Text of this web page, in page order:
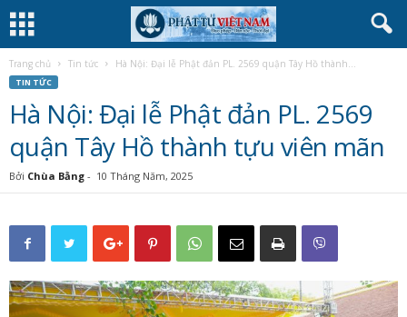
Trang chủ Tin tức Hà Nội: Đại lễ Phật đản PL. 2569 quận Tây Hồ thành...
TIN TỨC
Hà Nội: Đại lễ Phật đản PL. 2569
quận Tây Hồ thành tựu viên mãn
Bởi Chùa Bằng - 10 Tháng Năm, 2025